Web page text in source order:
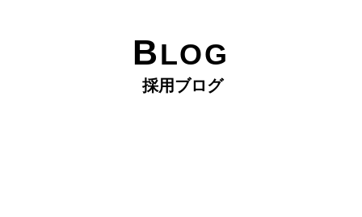
BLOG
採用ブログ